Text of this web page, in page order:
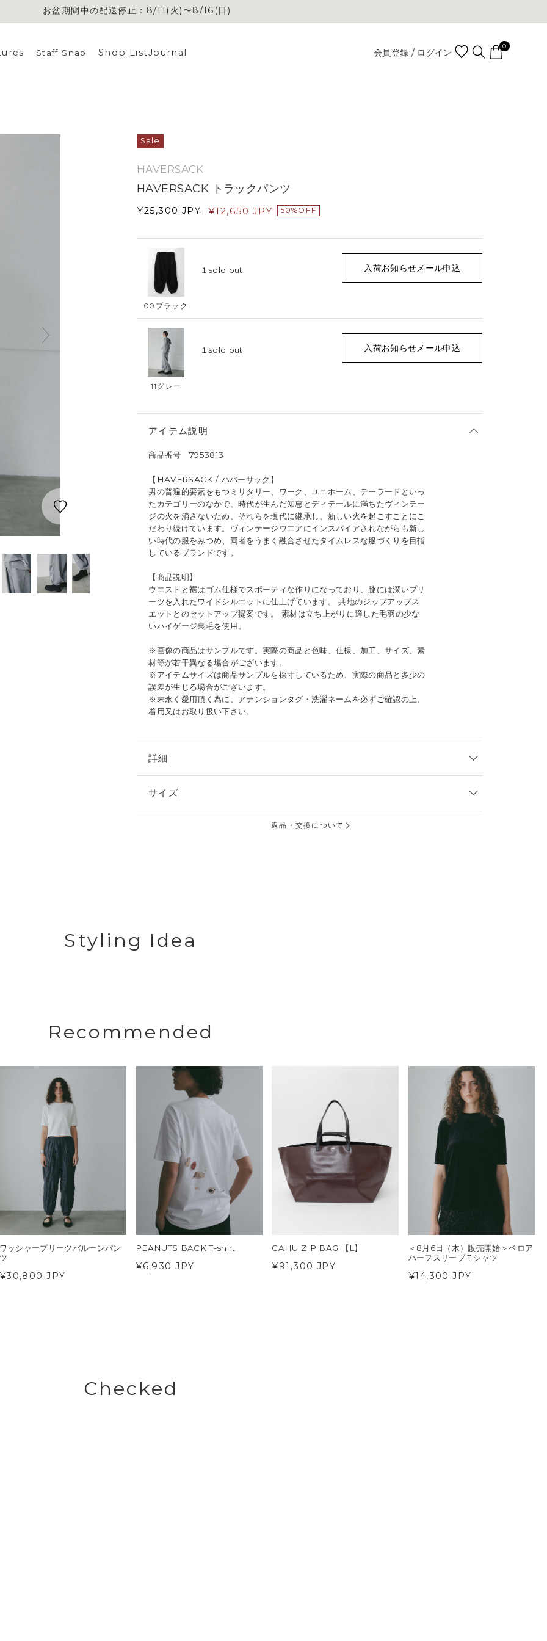
お盆期間中の配送停止：8/11(火)〜8/16(日)
お盆期間中の配送停止：8/11(火)〜8/16(日)
Staff Snap Shop ListJournal 会員登録 / ログイン
0
Sale
HAVERSACK
HAVERSACK トラックパンツ
¥25,300 JPY ¥12,650 JPY 50%OFF
00ブラック
１ sold out 入荷お知らせメール申込
11グレー
１ sold out 入荷お知らせメール申込
アイテム説明
商品番号 7953813
【HAVERSACK / ハバーサック】
男の普遍的要素をもつミリタリー、ワーク、ユニホーム、テーラードといっ
たカテゴリーのなかで、時代が生んだ知恵とディテールに満ちたヴィンテー
ジの火を消さないため、それらを現代に継承し、新しい火を起こすことにこ
だわり続けています。ヴィンテージウエアにインスパイアされながらも新し
い時代の服をみつめ、両者をうまく融合させたタイムレスな服づくりを目指
しているブランドです。
【商品説明】
ウエストと裾はゴム仕様でスポーティな作りになっており、膝には深いプリ
ーツを入れたワイドシルエットに仕上げています。 共地のジップアップス
エットとのセットアップ提案です。 素材は立ち上がりに適した毛羽の少な
いハイゲージ裏毛を使用。
※画像の商品はサンプルです。実際の商品と色味、仕様、加工、サイズ、素
材等が若干異なる場合がございます。
※アイテムサイズは商品サンプルを採寸しているため、実際の商品と多少の
誤差が生じる場合がございます。
※末永く愛用頂く為に、アテンションタグ・洗濯ネームを必ずご確認の上、
着用又はお取り扱い下さい。
詳細
サイズ
返品・交換について
Styling Idea
Recommended
ッシャープリーツバルーンパン
JPY
PEANUTS BACK T-shirt
¥6,930 JPY
CAHU ZIP BAG 【L】
¥91,300 JPY
＜8月6日（木）販売開始＞ベロア
ハーフスリーブＴシャツ
¥14,300 JPY
Checked